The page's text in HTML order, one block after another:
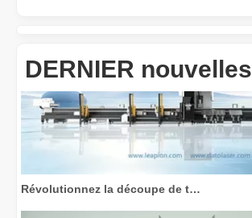
DERNIER nouvelles